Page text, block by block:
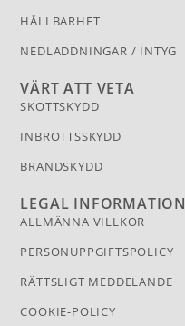
HÅLLBARHET
NEDLADDNINGAR / INTYG
VÄRT ATT VETA
SKOTTSKYDD
INBROTTSSKYDD
BRANDSKYDD
LEGAL INFORMATION
ALLMÄNNA VILLKOR
PERSONUPPGIFTSPOLICY
RÄTTSLIGT MEDDELANDE
COOKIE-POLICY